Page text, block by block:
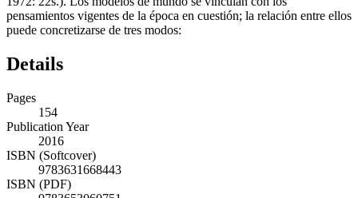
pensamientos vigentes de la época en cuestión; la relación entre ellos
puede concretizarse de tres modos:
Details
Pages
154
Publication Year
2016
ISBN (Softcover)
9783631668443
ISBN (PDF)